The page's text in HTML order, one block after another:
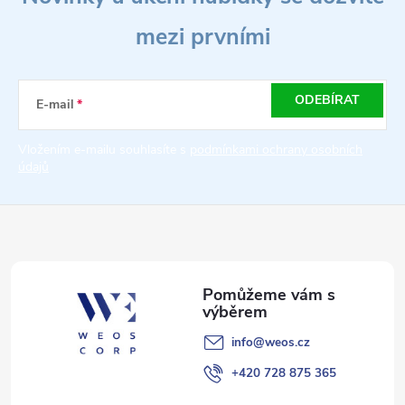
í
mezi prvními
E-mail ODEBÍRAT
info@weos.cz
+420 728 875 365